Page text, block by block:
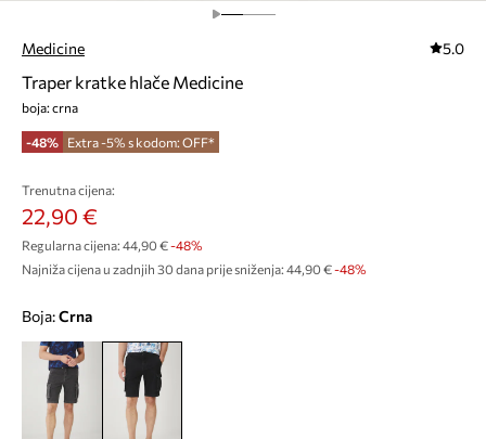
Medicine 5.0
Traper kratke hlače Medicine
boja: crna
-48% Extra -5% s kodom: OFF*
Trenutna cijena:
22,90 €
Regularna cijena: 44,90 €-48%
Najniža cijena u zadnjih 30 dana prije sniženja: 44,90 € -48%
Boja: crna